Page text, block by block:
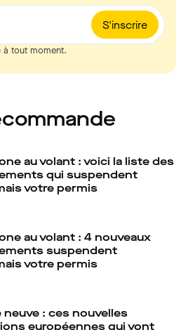
S'inscrire
à tout moment.
au volant : voici la liste des
qui suspendent
votre permis
au volant : 4 nouveaux
suspendent
votre permis
neuve : ces nouvelles
européennes qui vont